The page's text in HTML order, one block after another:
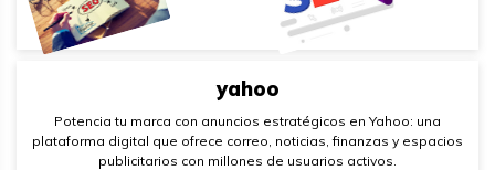
yahoo
Potencia tu marca con anuncios estratégicos en Yahoo: una
plataforma digital que ofrece correo, noticias, finanzas y espacios
publicitarios con millones de usuarios activos.